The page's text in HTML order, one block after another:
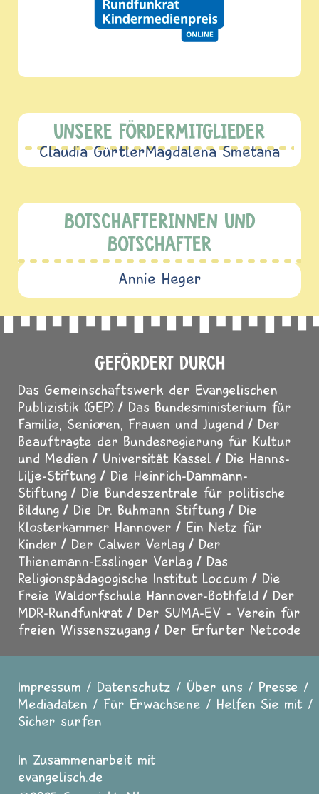
UNSERE FÖRDERMITGLIEDER
Claudia GürtlerMagdalena Smetana
BOTSCHAFTERINNEN UND
BOTSCHAFTER
Annie Heger
GEFÖRDERT DURCH
Das Gemeinschaftswerk der Evangelischen
Publizistik (GEP)
Das Bundesministerium für
Familie, Senioren, Frauen und Jugend
Der
Beauftragte der Bundesregierung für Kultur
und Medien
Universität Kassel
Die Hanns-
Lilje-Stiftung
Die Heinrich-Dammann-
Stiftung
Die Bundeszentrale für politische
Bildung
Die Dr. Buhmann Stiftung
Die
Klosterkammer Hannover
Ein Netz für
Kinder
Der Calwer Verlag
Der
Thienemann-Esslinger Verlag
Das
Religionspädagogische Institut Loccum
Die
Freie Waldorfschule Hannover-Bothfeld
Der
MDR-Rundfunkrat
Der SUMA-EV - Verein für
freien Wissenszugang
Der Erfurter Netcode
Fußzeile
Impressum Datenschutz Über uns
Presse
Mediadaten
Für Erwachsene
Helfen Sie mit
Sicher surfen
In Zusammenarbeit mit
evangelisch.de